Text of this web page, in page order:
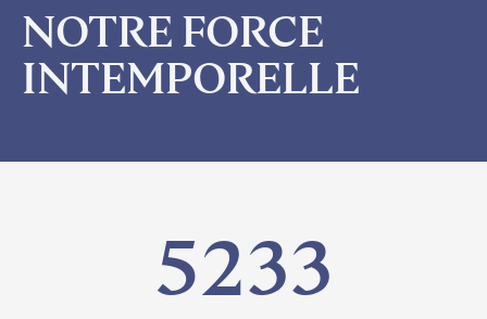
NOTRE FORCE
INTEMPORELLE
5233